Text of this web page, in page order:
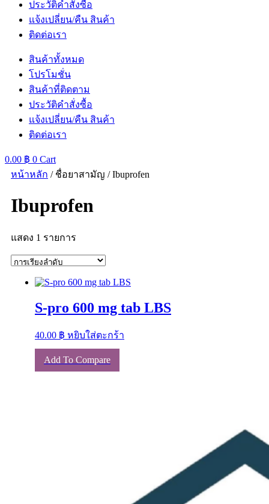
ประวัติคำสั่งซื้อ
แจ้งเปลี่ยน/คืน สินค้า
ติดต่อเรา
สินค้าทั้งหมด
โปรโมชั่น
สินค้าที่ติดตาม
ประวัติคำสั่งซื้อ
แจ้งเปลี่ยน/คืน สินค้า
ติดต่อเรา
0.00 ฿ 0 Cart
หน้าหลัก / ชื่อยาสามัญ / Ibuprofen
Ibuprofen
แสดง 1 รายการ
S-pro 600 mg tab LBS
40.00 ฿ หยิบใส่ตะกร้า
Add To Compare